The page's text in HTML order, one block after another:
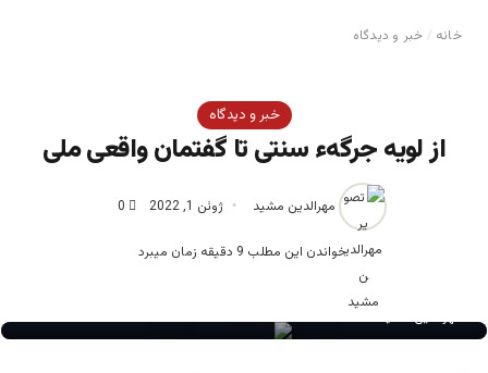
خانه / خبر و دیدگاه
خبر و دیدگاه
از لویه جرگهء سنتی تا گفتمان واقعی ملی
مهرالدین مشید ژوئن 1, 2022 0
خواندن این مطلب 9 دقیقه زمان میبرد
مهرالدین مشید